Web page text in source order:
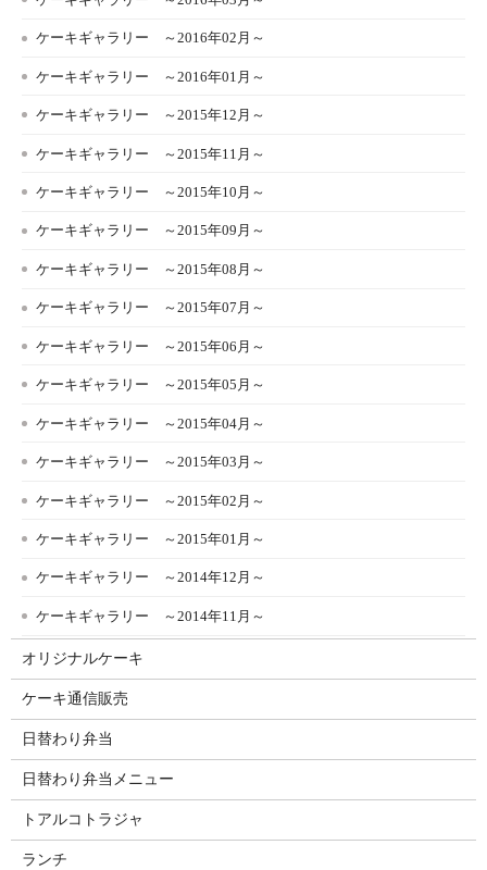
ケーキギャラリー ～2016年02月～
ケーキギャラリー ～2016年01月～
ケーキギャラリー ～2015年12月～
ケーキギャラリー ～2015年11月～
ケーキギャラリー ～2015年10月～
ケーキギャラリー ～2015年09月～
ケーキギャラリー ～2015年08月～
ケーキギャラリー ～2015年07月～
ケーキギャラリー ～2015年06月～
ケーキギャラリー ～2015年05月～
ケーキギャラリー ～2015年04月～
ケーキギャラリー ～2015年03月～
ケーキギャラリー ～2015年02月～
ケーキギャラリー ～2015年01月～
ケーキギャラリー ～2014年12月～
ケーキギャラリー ～2014年11月～
オリジナルケーキ
ケーキ通信販売
日替わり弁当
日替わり弁当メニュー
トアルコトラジャ
ランチ